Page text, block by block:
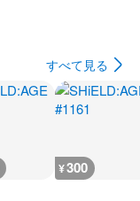
すべて見る
¥300